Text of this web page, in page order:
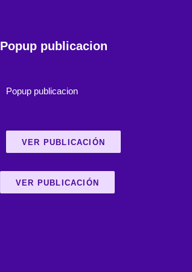
Popup publicacion
Popup publicacion
VER PUBLICACIÓN
VER PUBLICACIÓN